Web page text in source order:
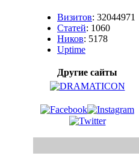
Визитов: 32044971
Статей: 1060
Ников: 5178
Uptime
Другие сайты